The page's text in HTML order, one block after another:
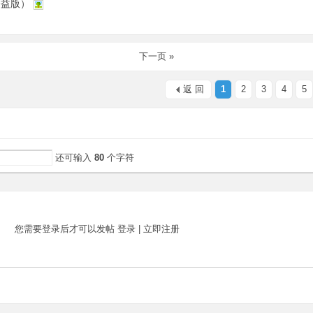
版）
下一页 »
1 2 3 4 5
返 回
还可输入 80 个字符
您需要登录后才可以发帖 登录 立即注册